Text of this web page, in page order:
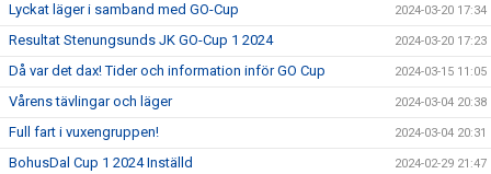
Lyckat läger i samband med GO-Cup 2024-03-20 17:34
Resultat Stenungsunds JK GO-Cup 1 2024 2024-03-20 17:23
Då var det dax! Tider och information inför GO Cup 2024-03-15 11:05
Vårens tävlingar och läger 2024-03-04 20:38
Full fart i vuxengruppen! 2024-03-04 20:31
BohusDal Cup 1 2024 Inställd 2024-02-29 21:47